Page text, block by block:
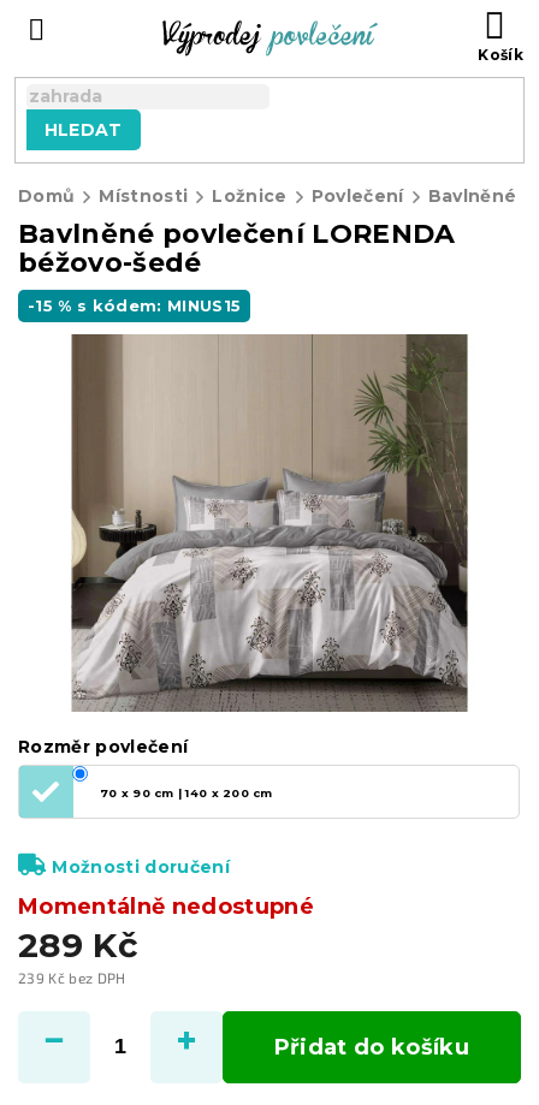
HLEDAT
Domů Místnosti Ložnice Povlečení Bavlněné
Bavlněné povlečení LORENDA
béžovo-šedé
-15 % s kódem: MINUS15
289 Kč
239 Kč bez DPH
cena:
Momentálně nedostupné
Rozměr povlečení
70 x 90 cm | 140 x 200 cm
Možnosti doručení
Přidat do košíku